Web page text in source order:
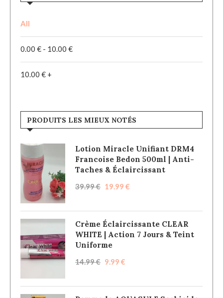
All
0.00 € - 10.00 €
10.00 € +
PRODUITS LES MIEUX NOTÉS
Lotion Miracle Unifiant DRM4
Francoise Bedon 500ml | Anti-
Taches & Éclaircissant
39.99€ 19.99 €
Crème Éclaircissante CLEAR
WHITE | Action 7 Jours & Teint
Uniforme
14.99€ 9.99 €